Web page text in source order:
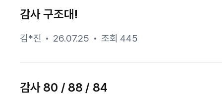
감사 구조대!
김*진 26.07.25 조회 445
감사 80 / 88 / 84